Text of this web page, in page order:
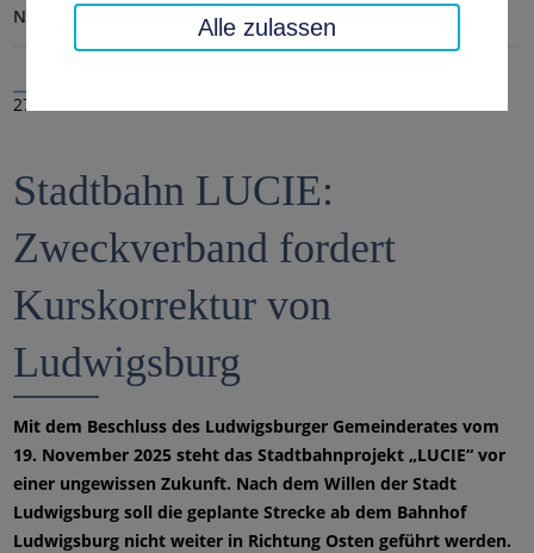
Nachrichten
27.01.2026
Stadtbahn LUCIE:
Zweckverband fordert
Kurskorrektur von
Ludwigsburg
Mit dem Beschluss des Ludwigsburger Gemeinderates vom
19. November 2025 steht das Stadtbahnprojekt „LUCIE“ vor
einer ungewissen Zukunft. Nach dem Willen der Stadt
Ludwigsburg soll die geplante Strecke ab dem Bahnhof
Ludwigsburg nicht weiter in Richtung Osten geführt werden.
Alle zulassen